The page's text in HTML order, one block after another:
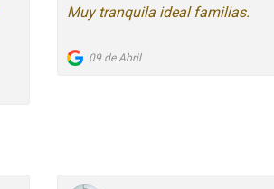
Muy tranquila ideal familias.
09 de Abril